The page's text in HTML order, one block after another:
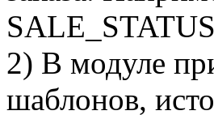
2) В модуле
шаблонов,